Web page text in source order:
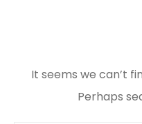
It seems we can’t
Perhaps